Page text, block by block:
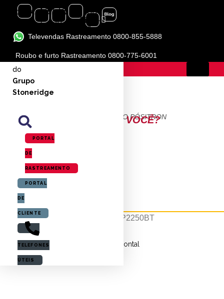
Instagram
Facebook-
f
Linkedin-
in
Youtube
Icon-
flickr-
1
Televendas Rastreamento 0800-855-5888
Roubo e furto Rastreamento 0800-775-6001
Marca
do
Grupo
Stoneridge
PORTAL
DE
RASTREAMENTO
PORTAL
DE
CLIENTE
TELEFONES
ÚTEIS
ALARME CARRO PX360BT STARTER
QUAL É O PRODUTO PÓSITRON
IDEAL PARA VOCÊ?
SP2250BT
MP3 player automotivo Pósitron SP2250BT
Entrada USB frontal